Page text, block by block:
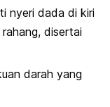
nyeri dada di kiri
disertai
darah yang